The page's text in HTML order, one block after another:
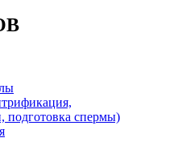
подготовка спермы)